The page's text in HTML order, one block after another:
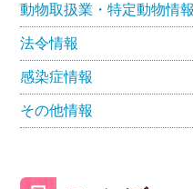
動物取扱業・特定動物情報
法令情報
感染症情報
その他情報